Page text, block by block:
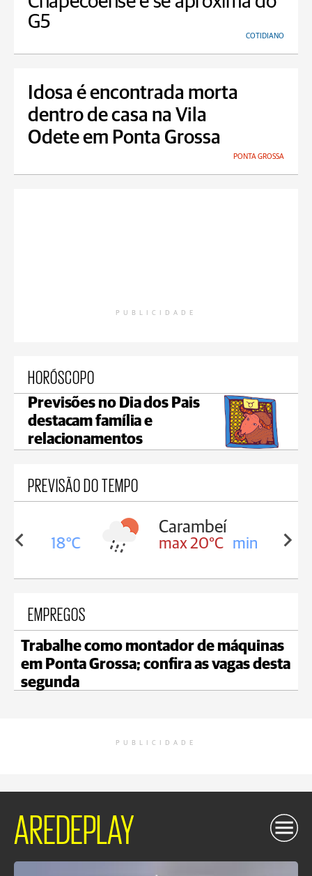
G5
COTIDIANO
Idosa é encontrada morta
dentro de casa na Vila
Odete em Ponta Grossa
PONTA GROSSA
PUBLICIDADE
HORÓSCOPO
Previsões no Dia dos Pais
destacam família e
relacionamentos
PREVISÃO DO TEMPO
18°C
Carambeí
max 20°C min 18°C
EMPREGOS
Trabalhe como montador de máquinas
em Ponta Grossa; confira as vagas desta
segunda
PUBLICIDADE
AREDEPLAY